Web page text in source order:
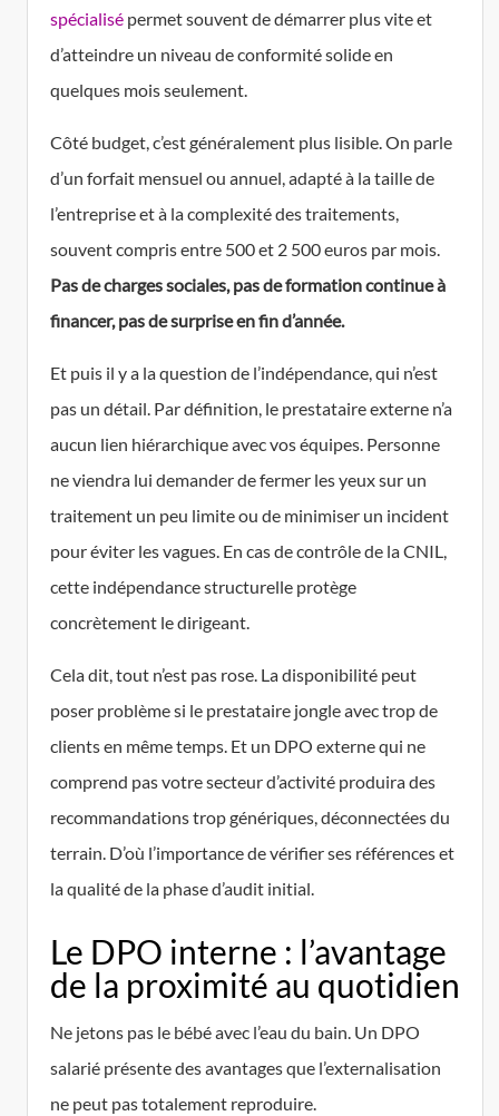
spécialisé permet souvent de démarrer plus vite et
d’atteindre un niveau de conformité solide en
quelques mois seulement.
Côté budget, c’est généralement plus lisible. On parle
d’un forfait mensuel ou annuel, adapté à la taille de
l’entreprise et à la complexité des traitements,
souvent compris entre 500 et 2 500 euros par mois.
Pas de charges sociales, pas de formation continue à
financer, pas de surprise en fin d’année.
Et puis il y a la question de l’indépendance, qui n’est
pas un détail. Par définition, le prestataire externe n’a
aucun lien hiérarchique avec vos équipes. Personne
ne viendra lui demander de fermer les yeux sur un
traitement un peu limite ou de minimiser un incident
pour éviter les vagues. En cas de contrôle de la CNIL,
cette indépendance structurelle protège
concrètement le dirigeant.
Cela dit, tout n’est pas rose. La disponibilité peut
poser problème si le prestataire jongle avec trop de
clients en même temps. Et un DPO externe qui ne
comprend pas votre secteur d’activité produira des
recommandations trop génériques, déconnectées du
terrain. D’où l’importance de vérifier ses références et
la qualité de la phase d’audit initial.
Le DPO interne : l’avantage
de la proximité au quotidien
Ne jetons pas le bébé avec l’eau du bain. Un DPO
salarié présente des avantages que l’externalisation
ne peut pas totalement reproduire.